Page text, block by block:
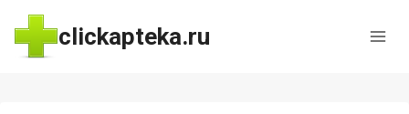
Перейти
содержимому
clickapteka.ru